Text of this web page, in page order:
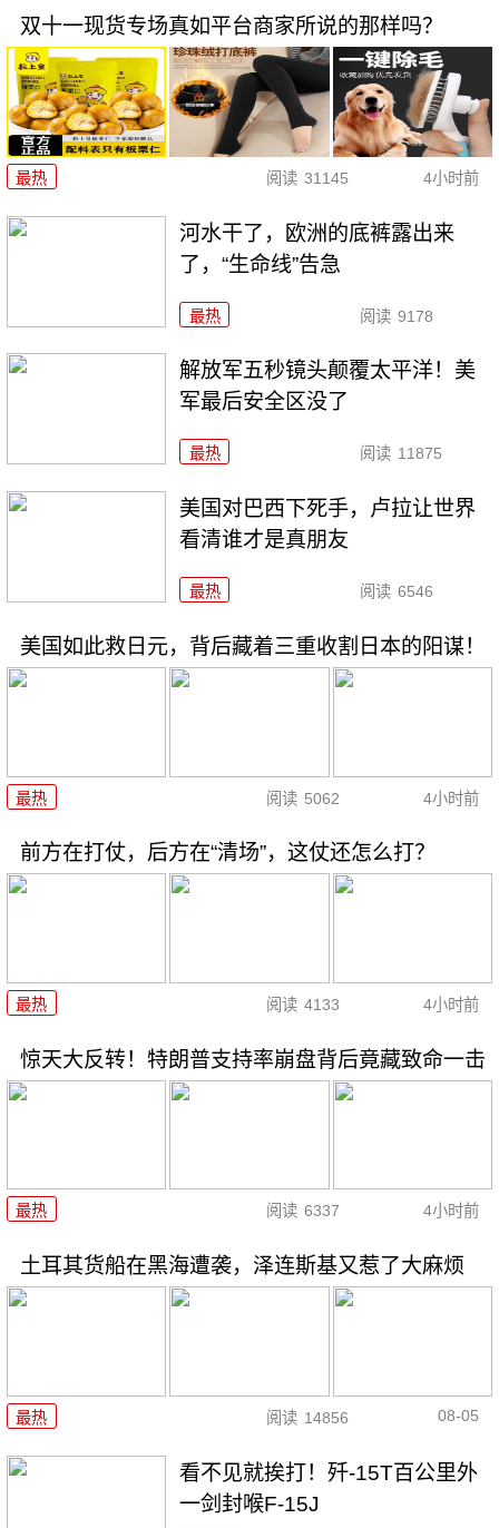
双十一现货专场真如平台商家所说的那样吗？
最热 阅读 31145 4小时前
河水干了，欧洲的底裤露出来
了，“生命线”告急
最热 阅读 9178
解放军五秒镜头颠覆太平洋！美
军最后安全区没了
最热 阅读 11875
美国对巴西下死手，卢拉让世界
看清谁才是真朋友
最热 阅读 6546
美国如此救日元，背后藏着三重收割日本的阳谋！
最热 阅读 5062 4小时前
前方在打仗，后方在“清场”，这仗还怎么打？
最热 阅读 4133 4小时前
惊天大反转！特朗普支持率崩盘背后竟藏致命一击
最热 阅读 6337 4小时前
土耳其货船在黑海遭袭，泽连斯基又惹了大麻烦
最热 阅读 14856 08-05
看不见就挨打！歼-15T百公里外
一剑封喉F-15J